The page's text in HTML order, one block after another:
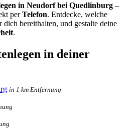
in Neudorf bei Quedlinburg –
perTelefon. Entdecke, welche
bereithalten, und gestalte deine
.
in deiner
in 1 km Entfernung